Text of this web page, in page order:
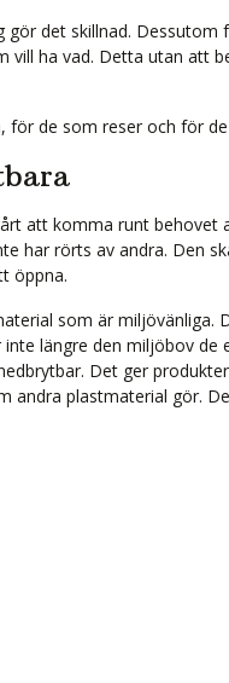
det skillnad. Dessutom
ha vad. Detta utan att
de som reser och för
att komma runt behovet
har rörts av andra. Den
öppna.
som är miljövänliga.
längre den miljöbov de
Det ger
andra plastmaterial gör.